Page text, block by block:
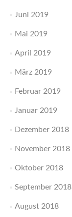
Juni 2019
Mai 2019
April 2019
März 2019
Februar 2019
Januar 2019
Dezember 2018
November 2018
Oktober 2018
September 2018
August 2018